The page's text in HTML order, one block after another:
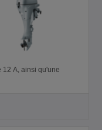
12 A, ainsi qu'une